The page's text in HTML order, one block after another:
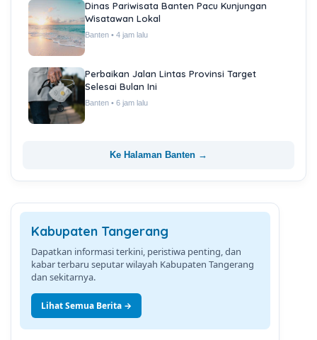
Dinas Pariwisata Banten Pacu Kunjungan
Wisatawan Lokal
Banten • 4 jam lalu
Perbaikan Jalan Lintas Provinsi Target
Selesai Bulan Ini
Banten • 6 jam lalu
Ke Halaman Banten →
Kabupaten Tangerang
Dapatkan informasi terkini, peristiwa penting, dan
kabar terbaru seputar wilayah Kabupaten Tangerang
dan sekitarnya.
Lihat Semua Berita →